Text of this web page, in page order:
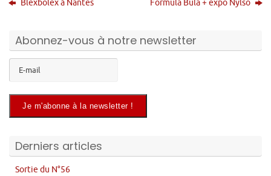
Blexbolex à Nantes Formula Bula + expo Nylso
Abonnez-vous à notre newsletter
Derniers articles
Sortie du N°56